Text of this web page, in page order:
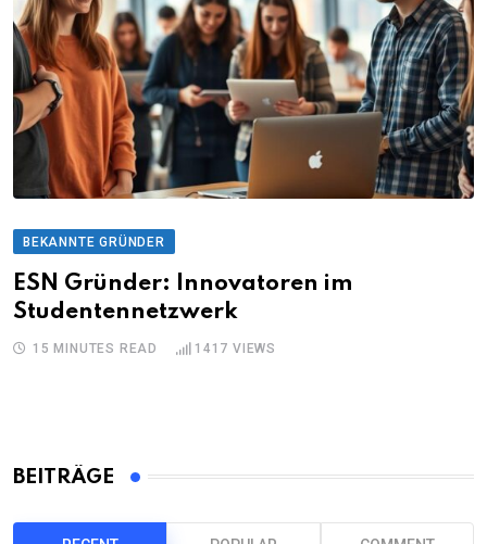
BEKANNTE GRÜNDER
ESN Gründer: Innovatoren im
Studentennetzwerk
15 MINUTES READ 1417 VIEWS
BEITRÄGE